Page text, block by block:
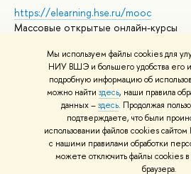
Мы используем файлы cookies для
НИУ ВШЭ и большего удобства его
подробную информацию об
можно найти здесь, наши правила
данных –здесь. Продолжая
подтверждаете, что были
использовании файлов cookies
с нашими правилами обработки
можете отключить файлы cookies в
браузера.
https://elearning.hse.ru/mooc
Массовые открытые онлайн-курсы
© НИУ ВШЭ 1993–2026
Адреса и
Условия использования материалов
Политика конфиденциальности
Правила применения рекомендательных
Карта сайта